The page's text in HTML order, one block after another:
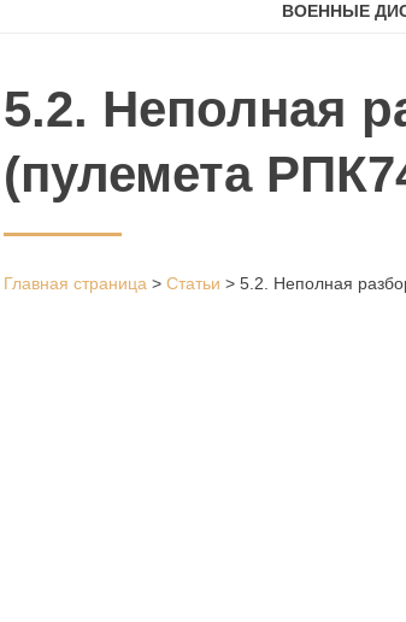
ВОЕННЫЕ
5.2. Неполная
(пулемета
Главная страница > Статьи > 5.2. Неполная